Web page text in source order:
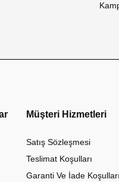
Müşteri Hizmetleri
Satış Sözleşmesi
Teslimat Koşulları
Garanti Ve İade Koşulları